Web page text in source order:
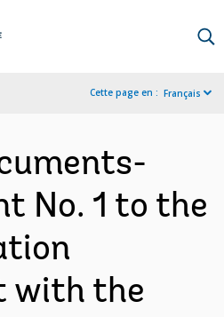
Cette page en : Français
No. 1 to the
with the